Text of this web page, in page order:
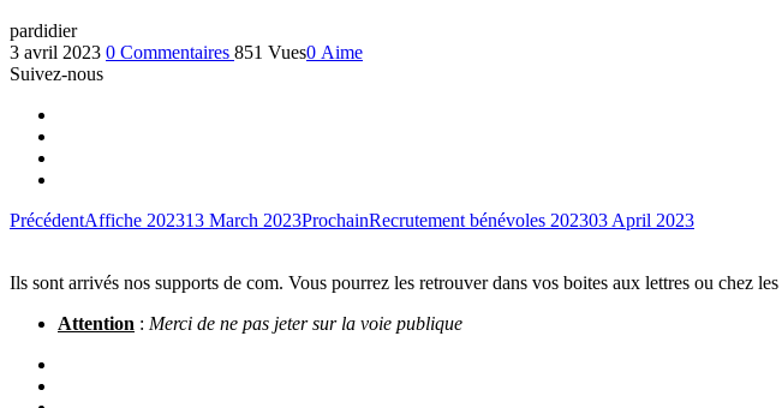
pardidier
3 avril 2023 0 Commentaires 851 Vues0 Aime
Suivez-nous
PrécédentAffiche 202313 March 2023ProchainRecrutement bénévoles 202303 April 2023
Ils sont arrivés nos supports de com. Vous pourrez les retrouver dans vos boites aux lettres ou chez
Attention : Merci de ne pas jeter sur la voie publique